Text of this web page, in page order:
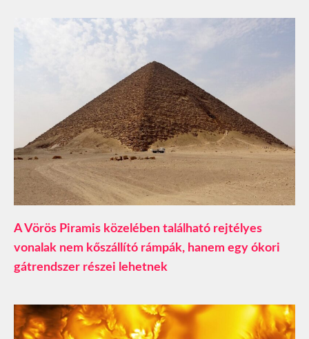
A Vörös Piramis közelében található rejtélyes
vonalak nem kőszállító rámpák, hanem egy ókori
gátrendszer részei lehetnek